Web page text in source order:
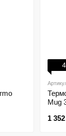
4
Mug
1